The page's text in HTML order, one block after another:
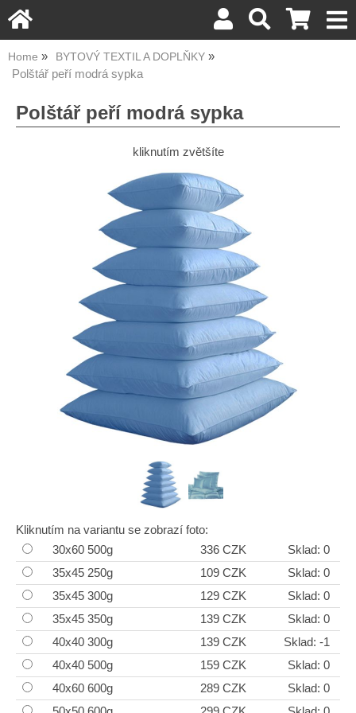
Home BYTOVÝ TEXTIL A DOPLŇKY
Polštář peří modrá sypka
Polštář peří modrá sypka
kliknutím zvětšíte
Kliknutím na variantu se zobrazí foto:
30x60 500g
336 CZK
Sklad: 0
35x45 250g
109 CZK
Sklad: 0
35x45 300g
129 CZK
Sklad: 0
35x45 350g
139 CZK
Sklad: 0
40x40 300g
139 CZK
Sklad: -1
40x40 500g
159 CZK
Sklad: 0
40x60 600g
289 CZK
Sklad: 0